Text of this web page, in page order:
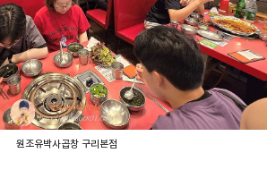
원조유박사곱창 구리본점